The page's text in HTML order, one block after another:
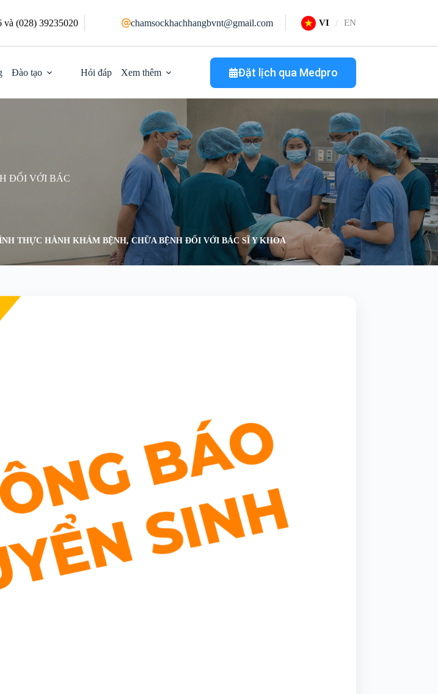
và (028) 39235020 chamsockhachhangbvnt@gmail.com EN
VI
Đào tạo Hỏi đáp Xem thêm Đặt lịch qua Medpro
ĐỐI VỚI BÁC
THỰC HÀNH KHÁM BỆNH, CHỮA BỆNH ĐỐI VỚI BÁC SĨ Y KHOA